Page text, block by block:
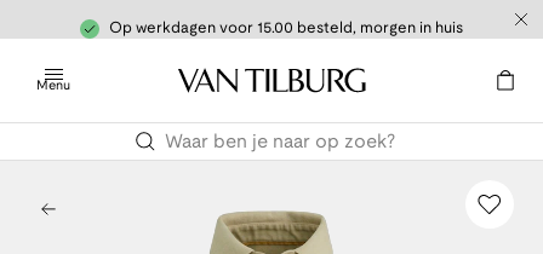
Op werkdagen voor 15.00 besteld, morgen in huis
Menu